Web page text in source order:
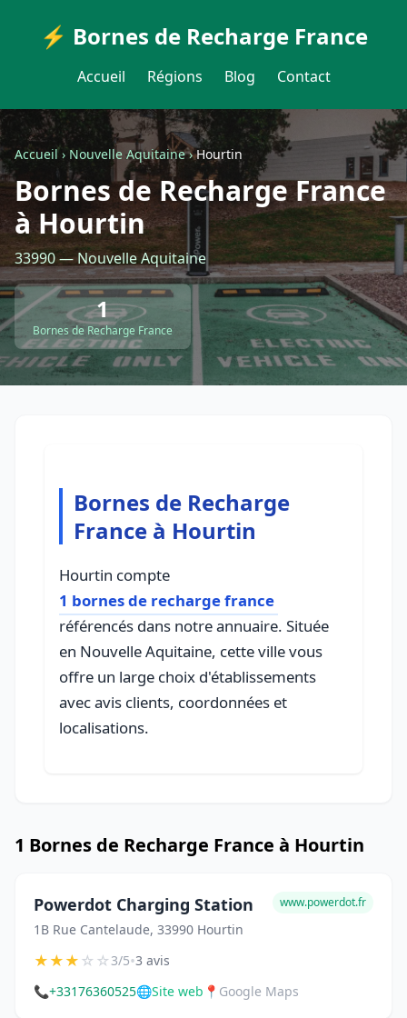
⚡ Bornes de Recharge France
Accueil Régions Blog Contact
Accueil›Nouvelle Aquitaine›Hourtin
Bornes de Recharge France
à Hourtin
33990 — Nouvelle Aquitaine
1
Bornes de Recharge France
Bornes de Recharge
France à Hourtin
Hourtin compte
1 bornes de recharge france
référencés dans notre annuaire. Située
en Nouvelle Aquitaine, cette ville vous
offre un large choix d'établissements
avec avis clients, coordonnées et
localisations.
1 Bornes de Recharge France à Hourtin
Powerdot Charging Station
1B Rue Cantelaude, 33990 Hourtin
www.powerdot.fr
★★★☆☆3/5•3 avis
📞+33176360525🌐Site web 📍 Google Maps